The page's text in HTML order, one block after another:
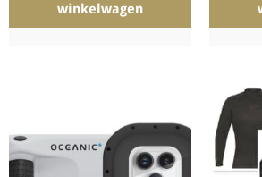
winkelwagen